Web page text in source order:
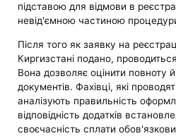
підставою для відмови в
невід'ємною частиною
Після того як заявку на
Киргизстані подано,
Вона дозволяє оцінити повноту
документів. Фахівці, які
аналізують правильність
відповідність додатків
своєчасність сплати